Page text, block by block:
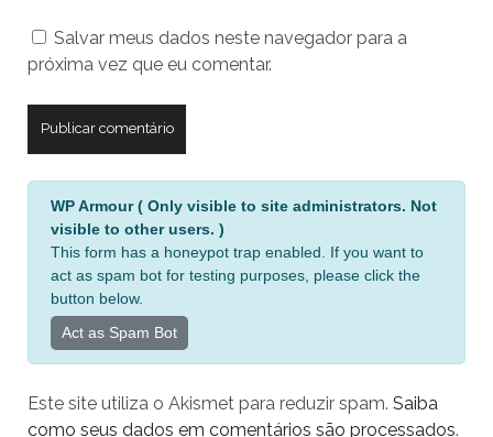
seu
site
Salvar meus dados neste navegador para a
próxima vez que eu comentar.
v
WP Armour ( Only visible to site administrators. Not
visible to other users. )
This form has a honeypot trap enabled. If you want to
act as spam bot for testing purposes, please click the
button below.
Act as Spam Bot
Este site utiliza o Akismet para reduzir spam. Saiba
como seus dados em comentários são processados.